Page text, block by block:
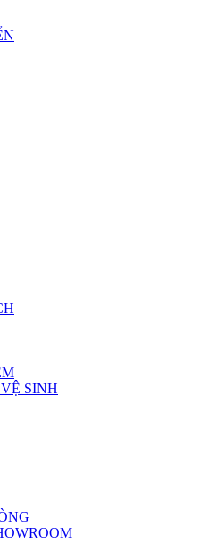
SINH